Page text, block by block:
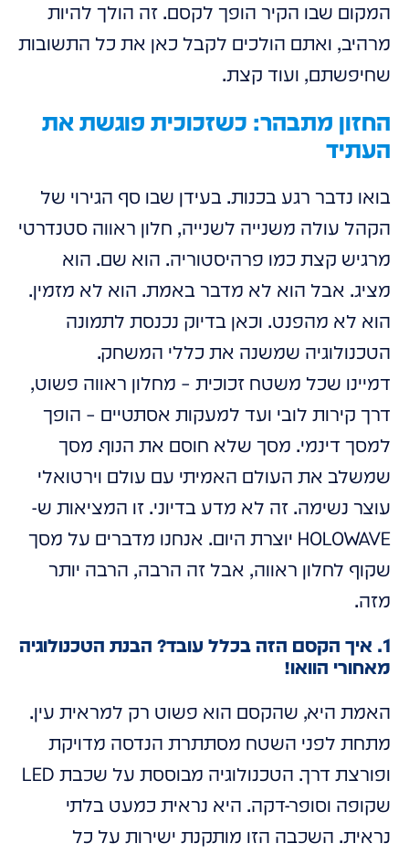
המקום שבו הקיר הופך לקסם. זה הולך להיות
מרהיב, ואתם הולכים לקבל כאן את כל התשובות
שחיפשתם, ועוד קצת.
החזון מתבהר: כשזכוכית פוגשת את
העתיד
בואו נדבר רגע בכנות. בעידן שבו סף הגירוי של
הקהל עולה משנייה לשנייה, חלון ראווה סטנדרטי
מרגיש קצת כמו פרהיסטוריה. הוא שם. הוא
מציג. אבל הוא לא מדבר באמת. הוא לא מזמין.
הוא לא מהפנט. וכאן בדיוק נכנסת לתמונה
הטכנולוגיה שמשנה את כללי המשחק.
דמיינו שכל משטח זכוכית – מחלון ראווה פשוט,
דרך קירות לובי ועד למעקות אסתטיים – הופך
למסך דינמי. מסך שלא חוסם את הנוף. מסך
שמשלב את העולם האמיתי עם עולם וירטואלי
עוצר נשימה. זה לא מדע בדיוני. זו המציאות ש-
HOLOWAVE יוצרת היום. אנחנו מדברים על מסך
שקוף לחלון ראווה, אבל זה הרבה, הרבה יותר
מזה.
1. איך הקסם הזה בכלל עובד? הבנת הטכנולוגיה
מאחורי הוואו!
האמת היא, שהקסם הוא פשוט רק למראית עין.
מתחת לפני השטח מסתתרת הנדסה מדויקת
ופורצת דרך. הטכנולוגיה מבוססת על שכבת LED
שקופה וסופר-דקה. היא נראית כמעט בלתי
נראית. השכבה הזו מותקנת ישירות על כל